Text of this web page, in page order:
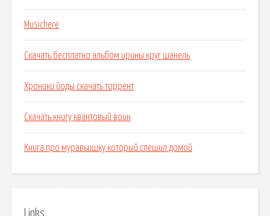
Musichere
Скачать бесплатно альбом ирины круг шанель
Хроники йоды скачать торрент
Скачать книгу квантовый воин
Книга про муравьишку который спешил домой